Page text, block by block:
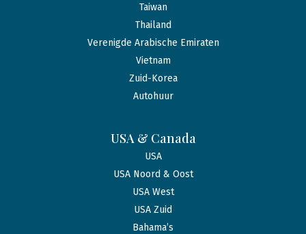
Taiwan
Thailand
Verenigde Arabische Emiraten
Vietnam
Zuid-Korea
Autohuur
USA & Canada
USA
USA Noord & Oost
USA West
USA Zuid
Bahama’s